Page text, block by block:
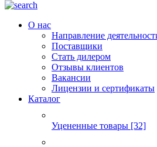
О нас
Направление
Поставщики
Стать дилером
Отзывы клиентов
Вакансии
Лицензии и сертификаты
Каталог
Уцененные товары [32]